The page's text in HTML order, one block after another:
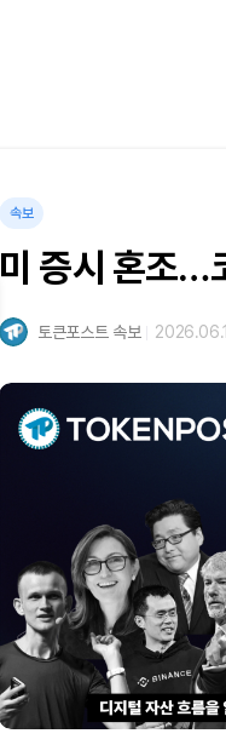
속보
미 증시 혼조…
토큰포스트 속보